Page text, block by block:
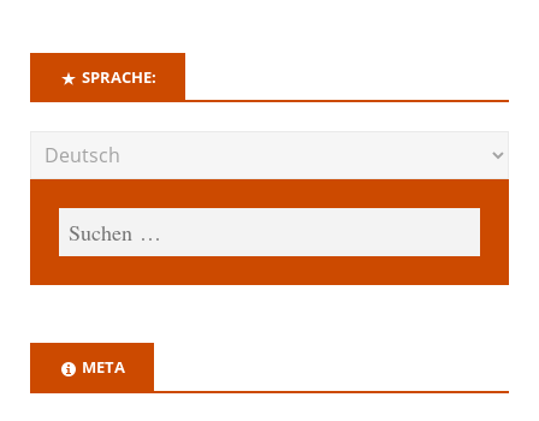
SPRACHE:
META